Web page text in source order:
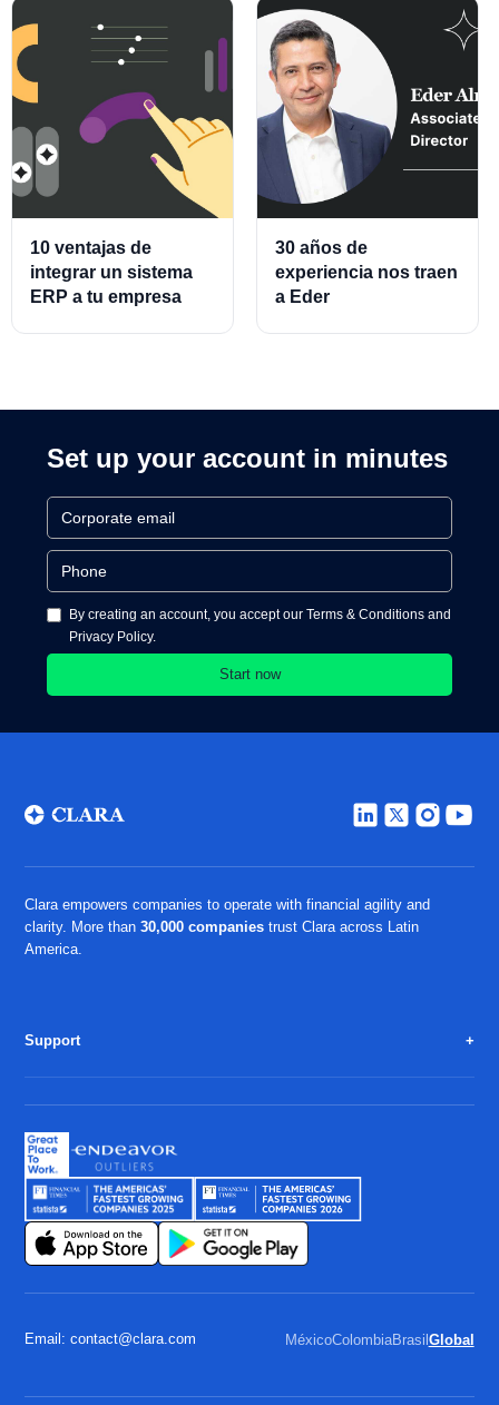
10 ventajas de
integrar un sistema
ERP a tu empresa
30 años de
experiencia nos traen
a Eder
Set up your account in minutes
By creating an account, you accept our Terms & Conditions and
Privacy Policy.
Clara empowers companies to operate with financial agility and
clarity. More than30,000 companiestrust Clara across Latin
America.
Support
Email: contact@clara.com MéxicoColombiaBrasil Global